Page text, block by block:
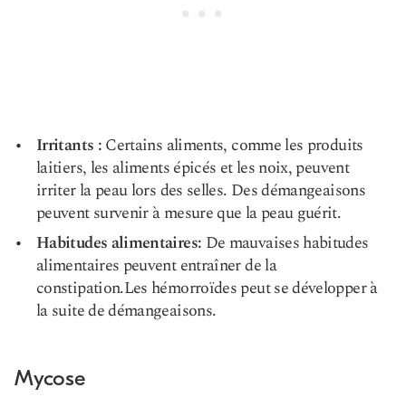
Irritants :Certains aliments, comme les produits
laitiers, les aliments épicés et les noix, peuvent
irriter la peau lors des selles. Des démangeaisons
peuvent survenir à mesure que la peau guérit.
Habitudes alimentaires: De mauvaises habitudes
alimentaires peuvent entraîner de la
constipation.Les hémorroïdespeut se développer à
la suite de démangeaisons.
Mycose